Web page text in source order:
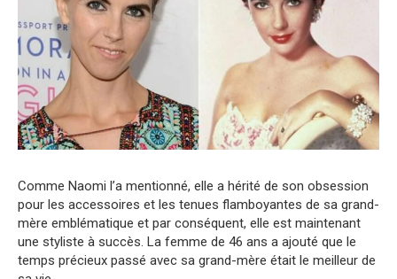
Comme Naomi l’a mentionné, elle a hérité de son obsession
pour les accessoires et les tenues flamboyantes de sa grand-
mère emblématique et par conséquent, elle est maintenant
une styliste à succès. La femme de 46 ans a ajouté que le
temps précieux passé avec sa grand-mère était le meilleur de